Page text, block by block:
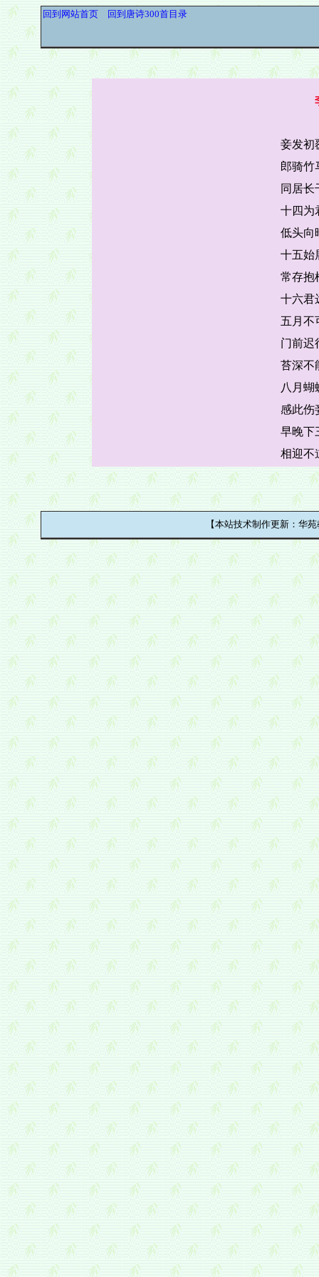
回到网站首页 回到唐诗300首目录
妾发初
郎骑竹
同居长
十四为
低头向
十五始
常存抱
十六君
五月不
门前迟
苔深不
八月蝴
感此伤
早晚下
相迎不
【本站技术制作更新：华